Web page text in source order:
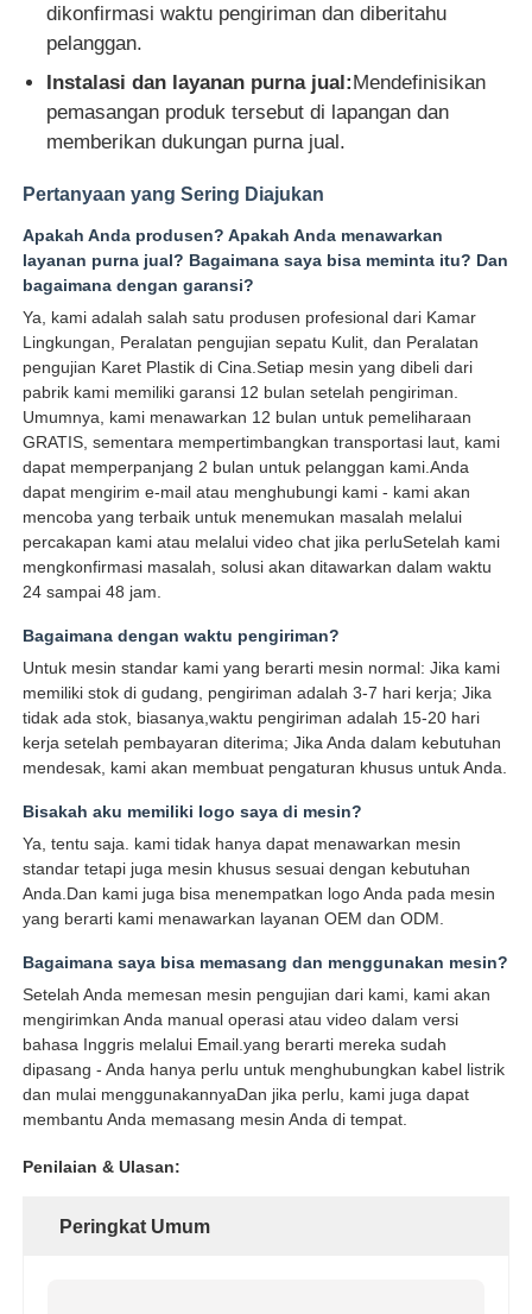
dikonfirmasi waktu pengiriman dan diberitahu
pelanggan.
Instalasi dan layanan purna jual: Mendefinisikan
pemasangan produk tersebut di lapangan dan
memberikan dukungan purna jual.
Pertanyaan yang Sering Diajukan
Apakah Anda produsen? Apakah Anda menawarkan
layanan purna jual? Bagaimana saya bisa meminta itu? Dan
bagaimana dengan garansi?
Ya, kami adalah salah satu produsen profesional dari Kamar
Lingkungan, Peralatan pengujian sepatu Kulit, dan Peralatan
pengujian Karet Plastik di Cina.Setiap mesin yang dibeli dari
pabrik kami memiliki garansi 12 bulan setelah pengiriman.
Umumnya, kami menawarkan 12 bulan untuk pemeliharaan
GRATIS, sementara mempertimbangkan transportasi laut, kami
dapat memperpanjang 2 bulan untuk pelanggan kami.Anda
dapat mengirim e-mail atau menghubungi kami - kami akan
mencoba yang terbaik untuk menemukan masalah melalui
percakapan kami atau melalui video chat jika perluSetelah kami
mengkonfirmasi masalah, solusi akan ditawarkan dalam waktu
24 sampai 48 jam.
Bagaimana dengan waktu pengiriman?
Untuk mesin standar kami yang berarti mesin normal: Jika kami
memiliki stok di gudang, pengiriman adalah 3-7 hari kerja; Jika
tidak ada stok, biasanya,waktu pengiriman adalah 15-20 hari
kerja setelah pembayaran diterima; Jika Anda dalam kebutuhan
mendesak, kami akan membuat pengaturan khusus untuk Anda.
Bisakah aku memiliki logo saya di mesin?
Ya, tentu saja. kami tidak hanya dapat menawarkan mesin
standar tetapi juga mesin khusus sesuai dengan kebutuhan
Anda.Dan kami juga bisa menempatkan logo Anda pada mesin
yang berarti kami menawarkan layanan OEM dan ODM.
Bagaimana saya bisa memasang dan menggunakan mesin?
Setelah Anda memesan mesin pengujian dari kami, kami akan
mengirimkan Anda manual operasi atau video dalam versi
bahasa Inggris melalui Email.yang berarti mereka sudah
dipasang - Anda hanya perlu untuk menghubungkan kabel listrik
dan mulai menggunakannyaDan jika perlu, kami juga dapat
membantu Anda memasang mesin Anda di tempat.
Penilaian & Ulasan:
Peringkat Umum